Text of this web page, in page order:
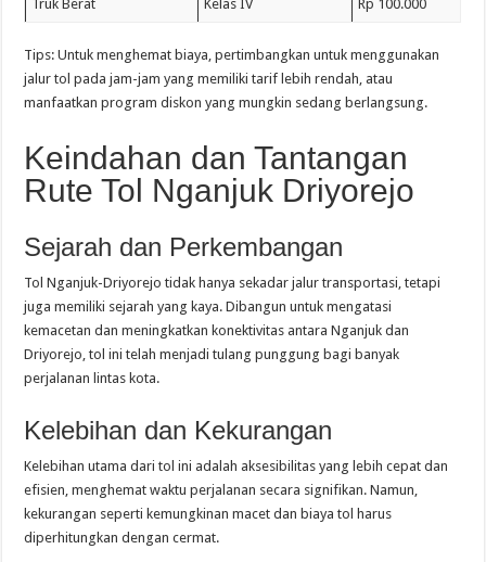
Truk Berat Kelas IV Rp 100.000
Tips: Untuk menghemat biaya, pertimbangkan untuk menggunakan
jalur tol pada jam-jam yang memiliki tarif lebih rendah, atau
manfaatkan program diskon yang mungkin sedang berlangsung.
Keindahan dan Tantangan
Rute Tol Nganjuk Driyorejo
Sejarah dan Perkembangan
Tol Nganjuk-Driyorejo tidak hanya sekadar jalur transportasi, tetapi
juga memiliki sejarah yang kaya. Dibangun untuk mengatasi
kemacetan dan meningkatkan konektivitas antara Nganjuk dan
Driyorejo, tol ini telah menjadi tulang punggung bagi banyak
perjalanan lintas kota.
Kelebihan dan Kekurangan
Kelebihan utama dari tol ini adalah aksesibilitas yang lebih cepat dan
efisien, menghemat waktu perjalanan secara signifikan. Namun,
kekurangan seperti kemungkinan macet dan biaya tol harus
diperhitungkan dengan cermat.